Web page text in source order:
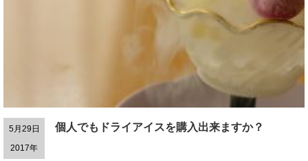
5月29日
2017年
個人でもドライアイスを購入出来ますか？